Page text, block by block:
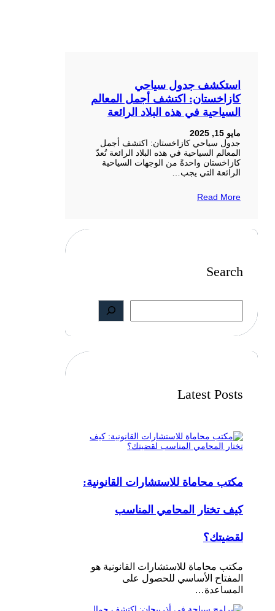
استكشف جدول سياحي
كازاخستان: اكتشف أجمل المعالم
السياحية في هذه البلاد الرائعة
مايو 15, 2025
جدول سياحي كازاخستان: اكتشف أجمل
المعالم السياحية في هذه البلاد الرائعة تُعدّ
كازاخستان واحدةً من الوجهات السياحية
الرائعة التي يجب…
Read More
Search
S
a
r
Latest Posts
مكتب محاماة للاستشارات القانونية:
كيف تختار المحامي المناسب
لقضيتك؟
مكتب محاماة للاستشارات القانونية هو
المفتاح الأساسي للحصول على
المساعدة…